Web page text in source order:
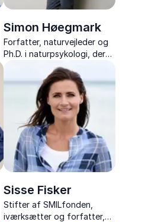
Simon Høegmark
Forfatter, naturvejleder og
Ph.D. i naturpsykologi, der
inspirerer til bedre trivsel
gennem naturens helende
Sisse Fisker
Stifter af SMILfonden,
iværksætter og forfatter,